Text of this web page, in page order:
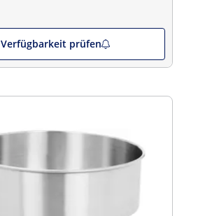
Verfügbarkeit prüfen